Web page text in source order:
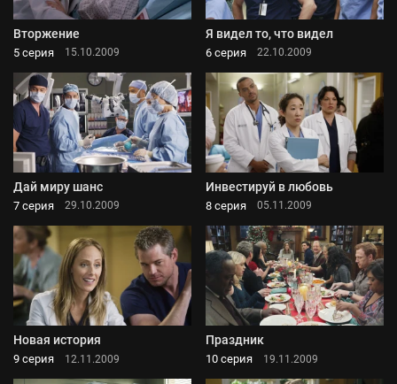
Вторжение
5 серия 15.10.2009
Я видел то, что видел
6 серия 22.10.2009
Дай миру шанс
7 серия 29.10.2009
Инвестируй в любовь
8 серия 05.11.2009
Новая история
9 серия 12.11.2009
Праздник
10 серия 19.11.2009